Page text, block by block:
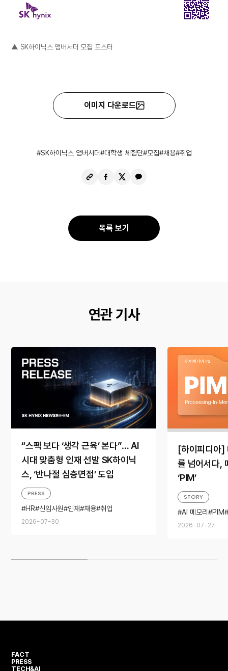
▲ SK하이닉스 앰버서더 모집 포스터
이미지 다운로드
SK하이닉스 앰버서더 대학생 체험단 모집 채용 취업
URL
페
공
X
카
목록 보기
연관 기사
“스펙 보다 ‘생각 근육’ 본다”… AI
시대 맞춤형 인재 선발 SK하이닉
스, ‘반나절 심층면접’ 도입
2026-07-30
PRESS
HR 신입사원 인재 채용 취업
[하이피디아]
를 넘어서다,
‘PIM’
2026-07-27
STORY
AI 메모리
PIM
System
FACT
PRESS
TECH&AI